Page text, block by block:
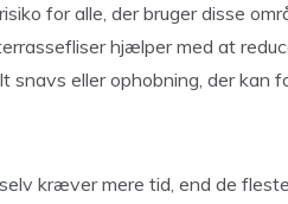
for alle, der bruger disse
hjælper med at
eller ophobning, der kan
kræver mere tid, end de